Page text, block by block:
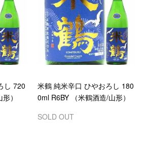
し 720
）
米鶴 純米辛口 ひやおろし 180
0ml R6BY （米鶴酒造/山形）
SOLD OUT